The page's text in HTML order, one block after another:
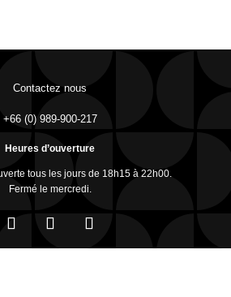
Contactez nous
+66 (0) 989-900-217
Heures d’ouverture
tous les jours de 18h15 à 22h00.
Fermé le mercredi.